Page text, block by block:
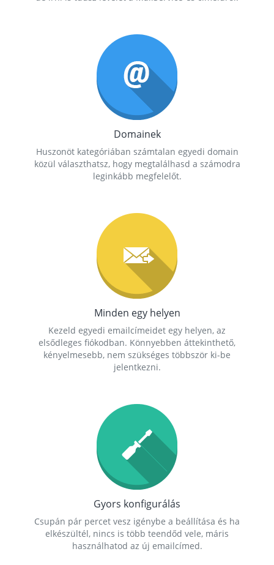
Domainek
Huszonöt kategóriában számtalan egyedi domain
közül választhatsz, hogy megtalálhasd a számodra
leginkább megfelelőt.
Minden egy helyen
Kezeld egyedi emailcímeidet egy helyen, az
elsődleges fiókodban. Könnyebben áttekinthető,
kényelmesebb, nem szükséges többször ki-be
jelentkezni.
Gyors konfigurálás
Csupán pár percet vesz igénybe a beállítása és ha
elkészültél, nincs is több teendőd vele, máris
használhatod az új emailcímed.